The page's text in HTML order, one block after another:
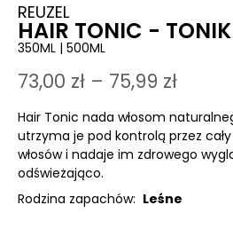
REUZEL
HAIR TONIC -
350ML | 500ML
73,00 zł – 75,99 zł
Hair Tonic nada włosom
utrzyma je pod kontrolą przez
włosów i nadaje im zdrowego
odświeżająco.
Rodzina zapachów: Leśne